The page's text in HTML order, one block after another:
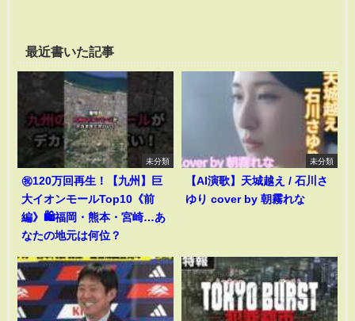
最近書いた記事
未分類
㊗️120万回再生！【九州】巨
大イオンモールTop10《前
編》🛍️福岡・熊本・宮崎…あ
なたの地元は何位？
未分類
【AI演歌】天城越え / 石川さ
ゆり cover by 朝霧れな